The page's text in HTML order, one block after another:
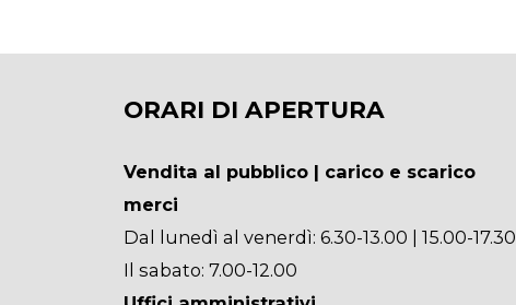
ORARI DI APERTURA
Vendita al pubblico | carico e scarico
merci
Dal lunedì al venerdì: 6.30-13.00 | 15.00-17.30
Il sabato: 7.00-12.00